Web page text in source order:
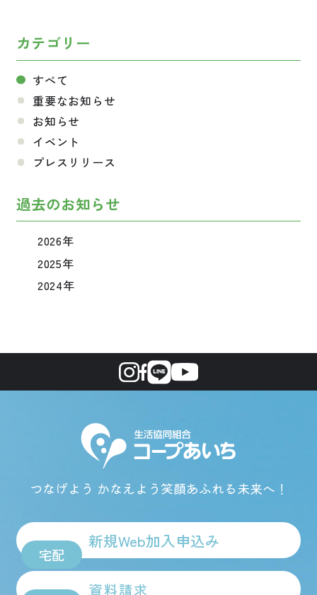
カテゴリー
すべて
重要なお知らせ
お知らせ
イベント
プレスリリース
過去のお知らせ
2026年
2025年
2024年
つなげよう かなえよう笑顔あふれる未来へ！
宅配
新規Web加入申込み
資料請求